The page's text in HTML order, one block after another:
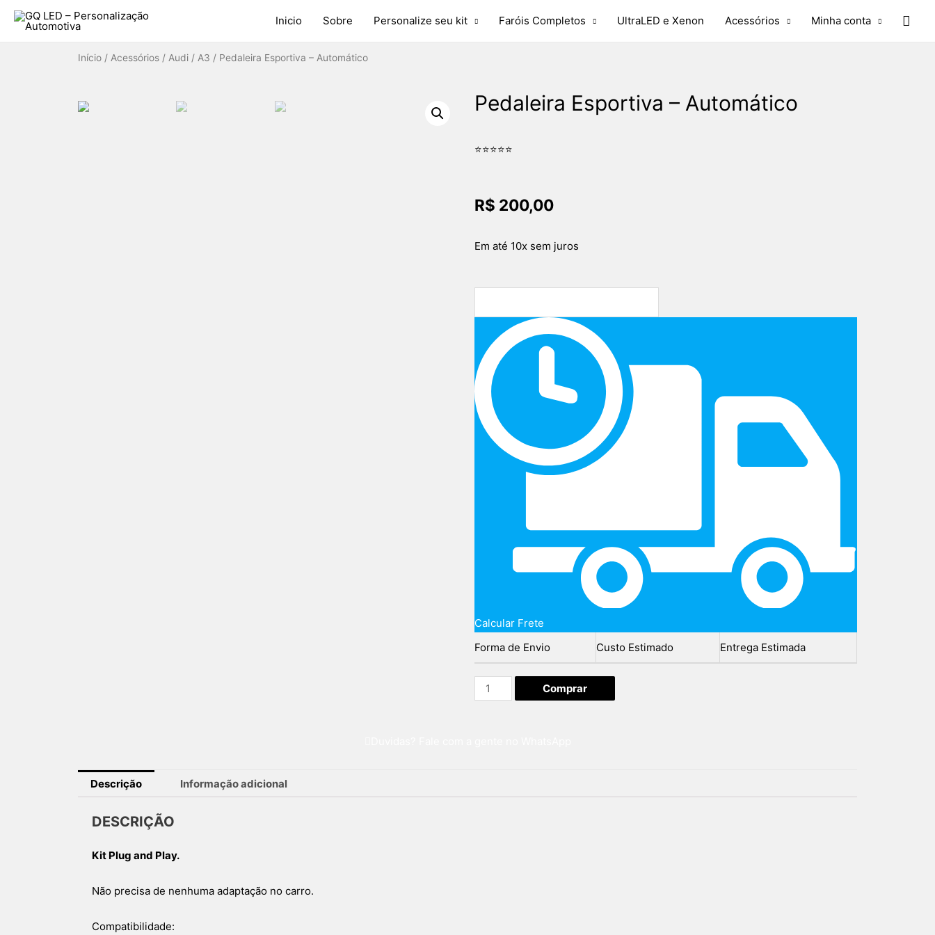
Inicio Sobre Personalize seu kit Faróis Completos UltraLED e Xenon Acessórios Minha conta
Início / Acessórios / Audi / A3 / Pedaleira Esportiva – Automático
Pedaleira Esportiva – Automático
⭐⭐⭐⭐⭐
R$ 200,00
Em até 10x sem juros
Calcular Frete
Forma de Envio
Custo Estimado Entrega Estimada
Comprar
Descrição Informação adicional
DESCRIÇÃO
Kit Plug and Play.
Não precisa de nenhuma adaptação no carro.
Compatibilidade: